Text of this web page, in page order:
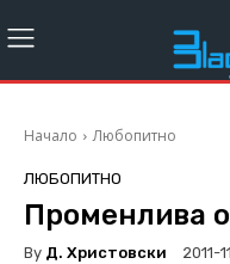
Начало Любопитно
ЛЮБОПИТНО
Променлива
By Д. Христовски 2011-